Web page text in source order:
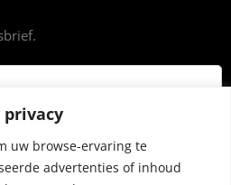
privacy
uw browse-ervaring te
advertenties of inhoud